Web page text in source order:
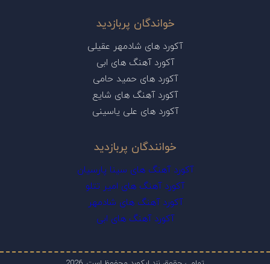
خواندگان پربازدید
آکورد های شادمهر عقیلی
آکورد آهنگ های ابی
آکورد های حمید حامی
آکورد آهنگ های شایع
آکورد های علی یاسینی
خوانندگان پربازدید
آکورد آهنگ های سینا پارسیان
آکورد آهنگ های امیر تتلو
آکورد آهنگ های شادمهر
آکورد آهنگ های ابی